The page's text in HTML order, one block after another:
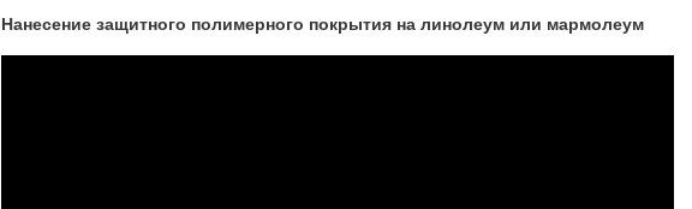
Нанесение защитного полимерного покрытия на линолеум или мармолеум